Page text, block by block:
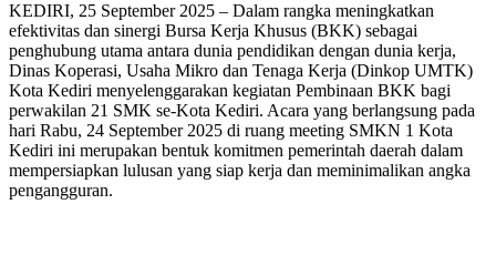
KEDIRI, 25 September 2025 – Dalam rangka meningkatkan
efektivitas dan sinergi Bursa Kerja Khusus (BKK) sebagai
penghubung utama antara dunia pendidikan dengan dunia kerja,
Dinas Koperasi, Usaha Mikro dan Tenaga Kerja (Dinkop UMTK)
Kota Kediri menyelenggarakan kegiatan Pembinaan BKK bagi
perwakilan 21 SMK se-Kota Kediri. Acara yang berlangsung pada
hari Rabu, 24 September 2025 di ruang meeting SMKN 1 Kota
Kediri ini merupakan bentuk komitmen pemerintah daerah dalam
mempersiapkan lulusan yang siap kerja dan meminimalikan angka
pengangguran.